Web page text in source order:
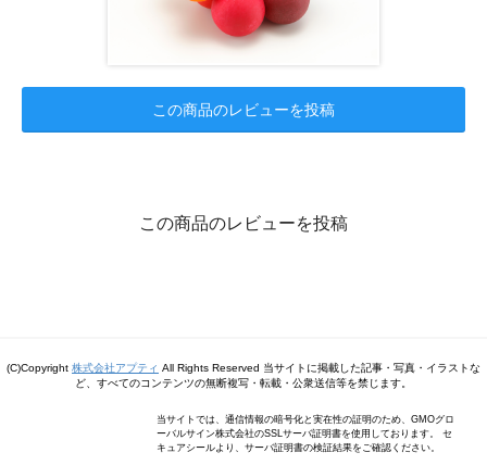
この商品のレビューを投稿
この商品のレビューを投稿
(C)Copyright 株式会社アプティ All Rights Reserved 当サイトに掲載した記事・写真・イラストな
ど、すべてのコンテンツの無断複写・転載・公衆送信等を禁じます。
当サイトでは、通信情報の暗号化と実在性の証明のため、GMOグロ
ーバルサイン株式会社のSSLサーバ証明書を使用しております。 セ
キュアシールより、サーバ証明書の検証結果をご確認ください。